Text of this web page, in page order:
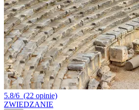
5.8/6 (22 opinie)
ZWIEDZANIE